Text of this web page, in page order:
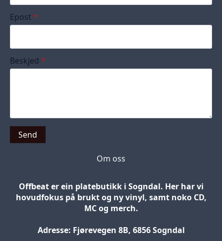
Epost *
Beskjed *
Send
Om oss
Offbeat er ein platebutikk i Sogndal. Her har vi
hovudfokus på brukt og ny vinyl, samt noko CD,
MC og merch.
Adresse: Fjørevegen 8B, 6856 Sogndal